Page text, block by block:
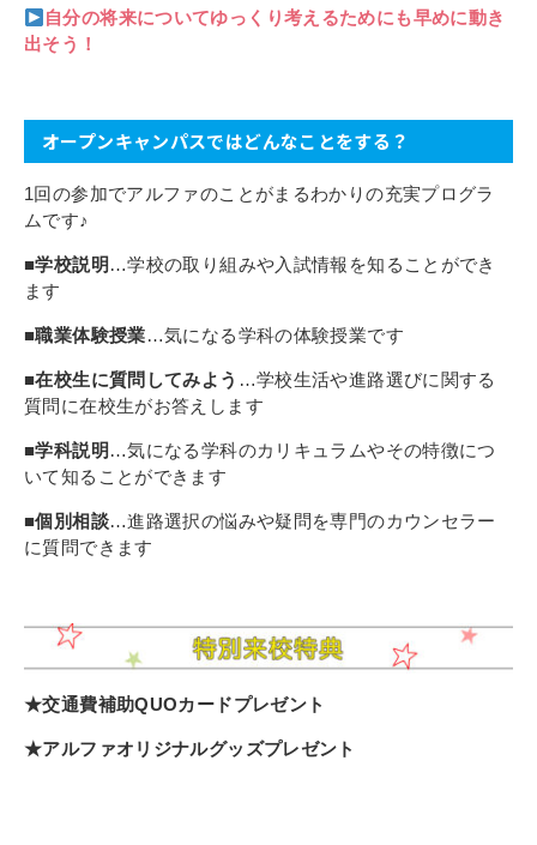
自分の将来についてゆっくり考えるためにも早めに動き
出そう！
オープンキャンパスではどんなことをする？
1回の参加でアルファのことがまるわかりの充実プログラ
ムです♪
■学校説明 …学校の取り組みや入試情報を知ることができ
ます
■職業体験授業…気になる学科の体験授業です
■在校生に質問してみよう …学校生活や進路選びに関する
質問に在校生がお答えします
■学科説明 …気になる学科のカリキュラムやその特徴につ
いて知ることができます
■個別相談…進路選択の悩みや疑問を専門のカウンセラー
に質問できます
★交通費補助QUOカードプレゼント
★アルファオリジナルグッズプレゼント